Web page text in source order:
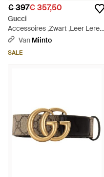
€ 397€ 357,50
Gucci
Accessoires ,Zwart ,Leer Leren
Riem - Zwart
Van Miinto
SALE